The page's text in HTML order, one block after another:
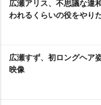
広瀬アリス、不思議な違
われるくらいの役をやり
広瀬すず、初ロングヘア
映像